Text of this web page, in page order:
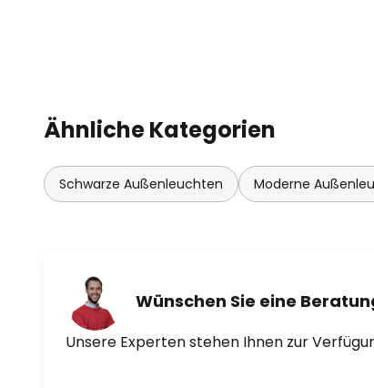
Ähnliche Kategorien
Schwarze Außenleuchten Moderne
Wünschen Sie eine
Unsere Experten stehen Ihnen zur